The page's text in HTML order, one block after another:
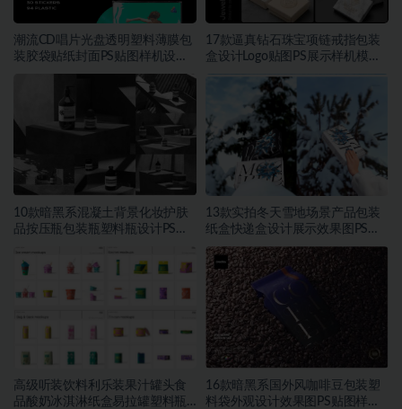
潮流CD唱片光盘透明塑料薄膜包
装胶袋贴纸封面PS贴图样机设计
17款逼真钻石珠宝项链戒指包装
盒设计Logo贴图PS展示样机模板
10款暗黑系混凝土背景化妆护肤
品按压瓶包装瓶塑料瓶设计PS展
13款实拍冬天雪地场景产品包装
纸盒快递盒设计展示效果图PS贴
图样机模板
高级听装饮料利乐装果汁罐头食
品酸奶冰淇淋纸盒易拉罐塑料瓶
16款暗黑系国外风咖啡豆包装塑
料袋外观设计效果图PS贴图样机